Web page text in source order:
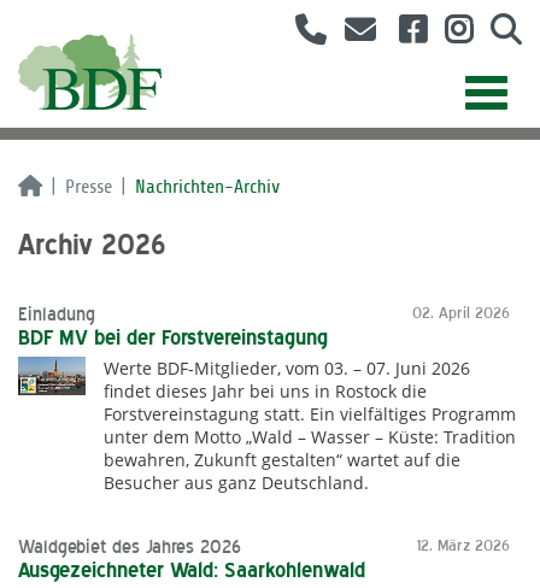
Presse Nachrichten-Archiv
Archiv 2026
02. April 2026
Einladung
BDF MV bei der Forstvereinstagung
Werte BDF-Mitglieder, vom 03. – 07. Juni 2026
findet dieses Jahr bei uns in Rostock die
Forstvereinstagung statt. Ein vielfältiges Programm
unter dem Motto „Wald – Wasser – Küste: Tradition
bewahren, Zukunft gestalten“ wartet auf die
Besucher aus ganz Deutschland.
12. März 2026
Waldgebiet des Jahres 2026
Ausgezeichneter Wald: Saarkohlenwald